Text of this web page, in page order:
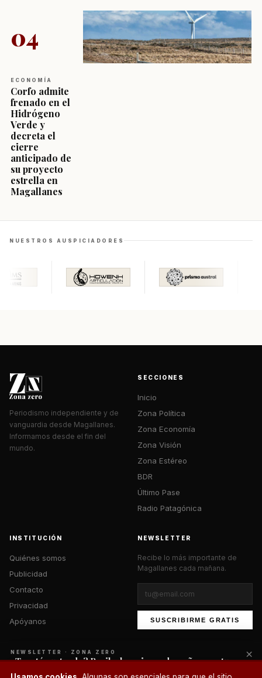
04
ECONOMÍA
Corfo admite
frenado en el
Hidrógeno
Verde y
decreta el
cierre
anticipado de
su proyecto
estrella en
Magallanes
NUESTROS AUSPICIADORES
Periodismo independiente y de
vanguardia desde Magallanes.
Informamos desde el fin del
mundo.
SECCIONES
Inicio
Zona Política
Zona Economía
Zona Visión
Zona Estéreo
BDR
Último Pase
Radio Patagónica
INSTITUCIÓN
Quiénes somos
Publicidad
Contacto
Privacidad
Apóyanos
NEWSLETTER
Recibe lo más importante de
Magallanes cada mañana.
SUSCRIBIRME GRATIS
© 2026 Zona Zero Media. Todos los derechos reservados.
NEWSLETTER · ZONA ZERO
¿Te está gustando? Recibe lo mejor cada mañana en tu
correo.
×